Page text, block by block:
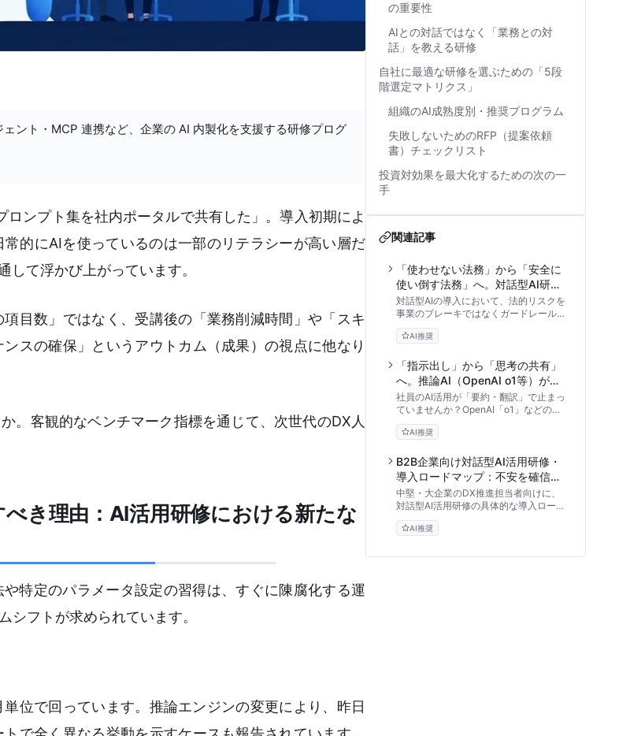
ント・MCP 連携など、企業の AI 内製化を支援する研修プログ
ンプト集を社内ポータルで共有した」。導入初期によ
的にAIを使っているのは一部のリテラシーが高い層だ
て浮かび上がっています。
目数」ではなく、受講後の「業務削減時間」や「スキ
スの確保」というアウトカム（成果）の視点に他なり
。客観的なベンチマーク指標を通じて、次世代のDX人
き理由：AI活用研修における新たな
特定のパラメータ設定の習得は、すぐに陳腐化する運
フトが求められています。
位で回っています。推論エンジンの変更により、昨日
の重要性
AIとの対話ではなく「業務との対
話」を教える研修
自社に最適な研修を選ぶための「5段
階選定マトリクス」
組織のAI成熟度別・推奨プログラム
失敗しないためのRFP（提案依頼
書）チェックリスト
投資対効果を最大化するための次の一
手
関連記事
「使わせない法務」から「安全に
使い倒す法務」へ。対話型AI研修
が導くリーガル・デザイン
対話型AIの導入において、法的リスクを
事業のブレーキではなくガードレールに
変える「リーガル・デザイン」の手法を
解説。法務部門が主導する研修設計や、
ラインの必須条項など、実務に直結する
アプローチを提供します。
AI推奨
「指示出し」から「思考の共有」
へ。推論AI（OpenAI o1等）が変
える対話型AI研修と2025年の人
材育成
社員のAI活用が「要約・翻訳」で止まっ
ていませんか？OpenAI「o1」などの推
論AIの登場により、プロンプト入力のス
キルよりも「AIとどう考えるか」が重要
い対話型AI研修のカリキュラムと、組織
のAIリテラシーを高める実践的なステッ
プを専門家が解説します。
AI推奨
B2B企業向け対話型AI活用研修・
導入ロードマップ：不安を確信に
変える実践アプローチ
中堅・大企業のDX推進担当者向けに、
対話型AI活用研修の具体的な導入ロード
マップを解説。現場の抵抗感やセキュリ
ティ不安を解消し、組織全体にAIリテラ
ーチとリスク管理の手法を専門家の視点
AI推奨